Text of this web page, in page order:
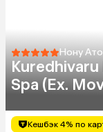
Нону
Spa (Ex.
Кешбэк 4% по